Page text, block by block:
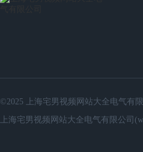
©2025 上海宅男视频网站大全电气有
上海宅男视频网站大全电气有限公司